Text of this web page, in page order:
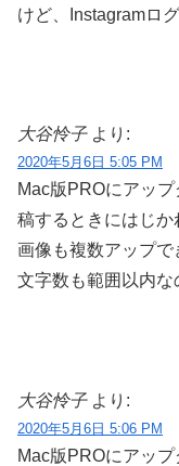
けど、Instagramロ
大谷怜子 より:
2020年5月6日 5:05 PM
Mac版PROにアッ
稿するときにはじか
画像も複数アップで
文字数も範囲以内な
大谷怜子 より:
2020年5月6日 5:06 PM
Mac版PROにアッ